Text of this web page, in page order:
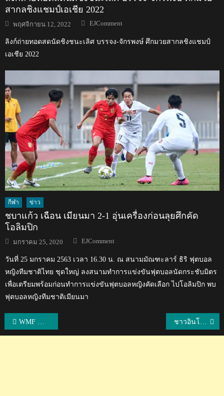
สากลชิงแชมป์เอเชีย 2022
Posted
on
พฤศจิกายน 12, 2022 Author
EJComment
ลิงก์ถ่ายทอดสดนัดชิงชนะเลิศ บรรจง-จักรพงษ์ ศึกมวยสากลชิงแชมป์
เอเชีย 2022
กีฬา ข่าว
ชบาแก้ว เฉือน เมียนมา 2-1 อุ่นเครื่องก่อนลุยศึกคัด
โอลิมปิก
Posted
on
มกราคม 25, 2020 Author
EJComment
วันที่ 25 มกราคม 2563 เวลา 16.30 น. ณ สนามมัณฑะลาร์ ธิริ ฟุตบอล
หญิงทีมชาติไทย ชุดใหญ่ ลงสนามทำการแข่งขันฟุตบอลนัดกระชับมิตร
เพื่อเตรียมพร้อมก่อนทำการแข่งขันฟุตบอลหญิงคัดเลือก ไปโอลิมปิก พบ
ฟุตบอลหญิงทีมชาติเมียนมา
แนะแนว
WMF WORLD CUP BAKU 2025